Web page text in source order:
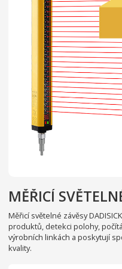
MĚŘICÍ
Měřicí světelné závěsy
produktů, detekci polohy,
výrobních linkách a poskytují
kvality.